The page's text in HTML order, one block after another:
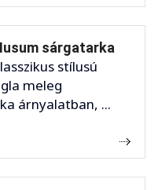
sárgatarka
stílusú
meleg
árnyalatban, ...